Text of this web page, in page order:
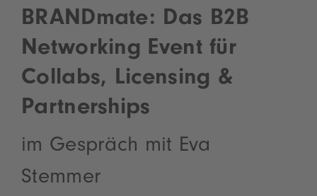
BRANDmate: Das B2B
Networking Event für
Collabs, Licensing &
Partnerships
im Gespräch mit Eva
Stemmer